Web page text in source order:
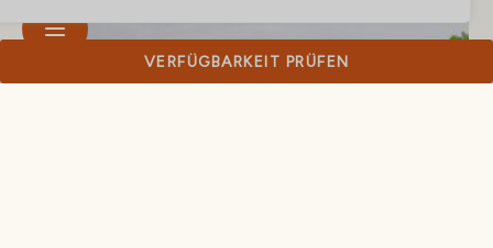
VERFÜGBARKEIT PRÜFEN